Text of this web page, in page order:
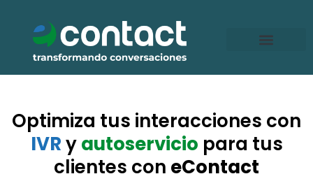
contenido
Optimiza tus interacciones con
IVRyautoservicio para tus
clientes con eContact